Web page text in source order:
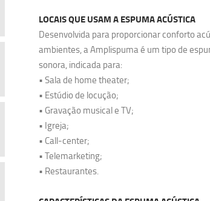
LOCAIS QUE USAM A ESPUMA ACÚSTICA
Desenvolvida para proporcionar conforto
ambientes, a Amplispuma é um tipo de
sonora, indicada para:
• Sala de home theater;
• Estúdio de locução;
• Gravação musical e TV;
• Igreja;
• Call-center;
• Telemarketing;
• Restaurantes.